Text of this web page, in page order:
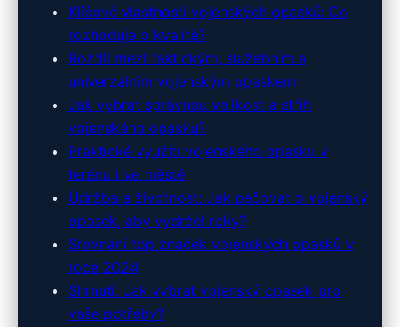
Klíčové vlastnosti vojenských opasků: Co
rozhoduje o kvalitě?
Rozdíl mezi taktickým, služebním a
univerzálním vojenským opaskem
Jak vybrat správnou velikost a střih
vojenského opasku?
Praktické využití vojenského opasku v
terénu i ve městě
Údržba a životnost: Jak pečovat o vojenský
opasek, aby vydržel roky?
Srovnání top značek vojenských opasků v
roce 2024
Shrnutí: Jak vybrat vojenský opasek pro
vaše potřeby?